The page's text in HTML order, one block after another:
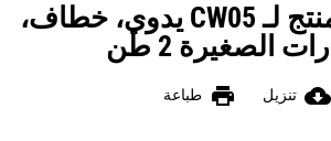
مواصفات المنتج لـ CW05 يدوي، خطاف،
الصغيرة 2 طن
cloud_download تنزيل print طباعة